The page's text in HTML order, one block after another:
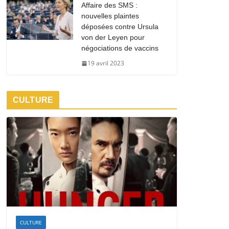
Affaire des SMS :
nouvelles plaintes
déposées contre Ursula
von der Leyen pour
négociations de vaccins
19 avril 2023
CULTURE
CULTURE